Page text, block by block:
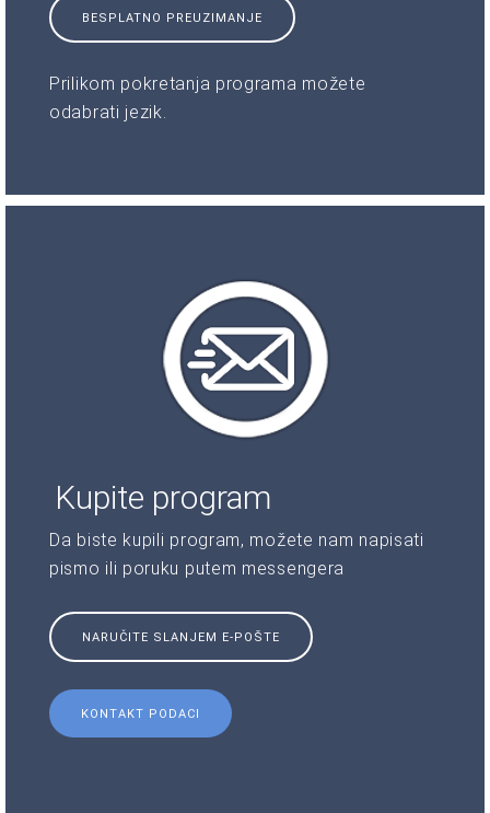
BESPLATNO PREUZIMANJE
Prilikom pokretanja programa možete
odabrati jezik.
Kupite program
Da biste kupili program, možete nam napisati
pismo ili poruku putem messengera
NARUČITE SLANJEM E-POŠTE
KONTAKT PODACI